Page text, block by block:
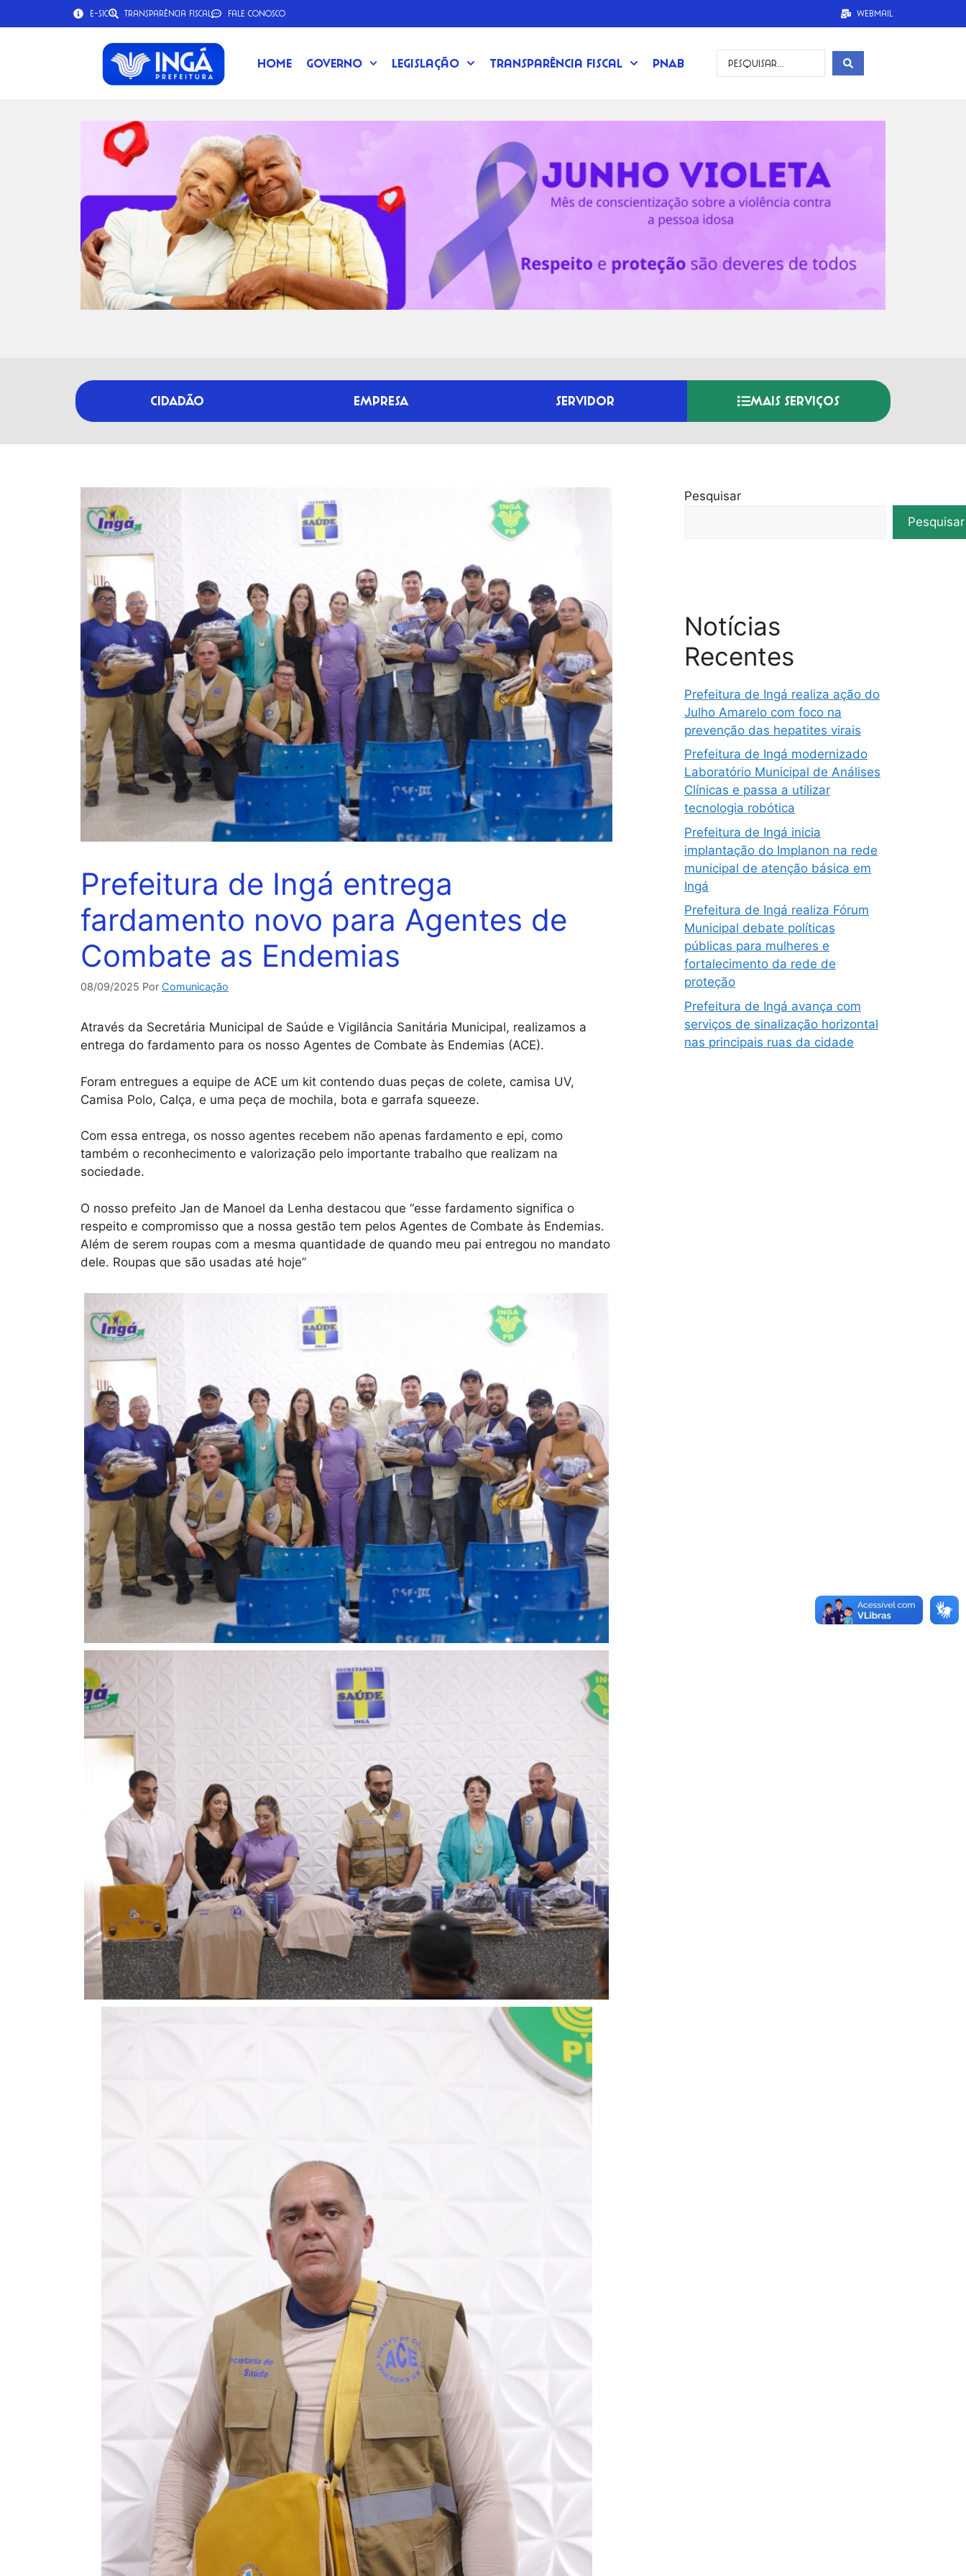
e-SIC Transparência Fiscal Fale Conosco Webmail
Home Governo Legislação Transparência Fiscal PNAB
CIDADÃO EMPRESA SERVIDOR MAIS SERVIÇOS
Prefeitura de Ingá entrega
fardamento novo para Agentes de
Combate as Endemias
08/09/2025 Por Comunicação
Através da Secretária Municipal de Saúde e Vigilância Sanitária Municipal, realizamos a
entrega do fardamento para os nosso Agentes de Combate às Endemias (ACE).
Foram entregues a equipe de ACE um kit contendo duas peças de colete, camisa UV,
Camisa Polo, Calça, e uma peça de mochila, bota e garrafa squeeze.
Com essa entrega, os nosso agentes recebem não apenas fardamento e epi, como
também o reconhecimento e valorização pelo importante trabalho que realizam na
sociedade.
O nosso prefeito Jan de Manoel da Lenha destacou que “esse fardamento significa o
respeito e compromisso que a nossa gestão tem pelos Agentes de Combate às Endemias.
Além de serem roupas com a mesma quantidade de quando meu pai entregou no mandato
dele. Roupas que são usadas até hoje”
Pesquisar
Pesquisar
Notícias
Recentes
Prefeitura de Ingá realiza ação do
Julho Amarelo com foco na
prevenção das hepatites virais
Prefeitura de Ingá modernizado
Laboratório Municipal de Análises
Clínicas e passa a utilizar
tecnologia robótica
Prefeitura de Ingá inicia
implantação do Implanon na rede
municipal de atenção básica em
Ingá
Prefeitura de Ingá realiza Fórum
Municipal debate políticas
públicas para mulheres e
fortalecimento da rede de
proteção
Prefeitura de Ingá avança com
serviços de sinalização horizontal
nas principais ruas da cidade